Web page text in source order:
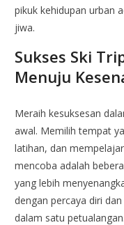
pikuk kehidupan urban
jiwa.
Sukses Ski
Menuju
Meraih kesuksesan
awal. Memilih tempat
latihan, dan
mencoba adalah
yang lebih
dengan percaya diri
dalam satu